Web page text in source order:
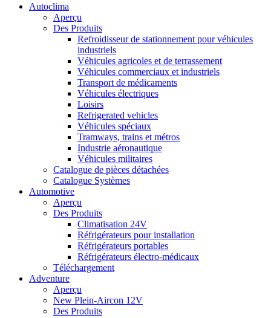
Autoclima
Aperçu
Des Produits
Refroidisseur de stationnement pour véhicules
industriels
Véhicules agricoles et de terrassement
Véhicules commerciaux et industriels
Transport de médicaments
Véhicules électriques
Loisirs
Refrigerated vehicles
Véhicules spéciaux
Tramways, trains et métros
Industrie aéronautique
Véhicules militaires
Catalogue de pièces détachées
Catalogue Systèmes
Automotive
Aperçu
Des Produits
Climatisation 24V
Réfrigérateurs pour installation
Réfrigérateurs portables
Réfrigérateurs électro-médicaux
Téléchargement
Adventure
Aperçu
New Plein-Aircon 12V
Des Produits